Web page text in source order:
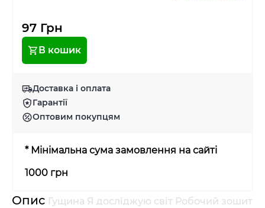
97 Грн
В кошик
Доставка і оплата
Гарантії
Оптовим покупцям
* Мінімальна сума замовлення на сайті
1000 грн
Опис Гущина Я досліджую світ Робочий зошит